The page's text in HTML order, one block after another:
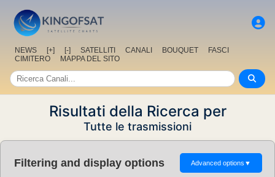
NEWS [+] [-] SATELLITI CANALI BOUQUET
FASCI
CIMITERO
MAPPA DEL SITO
Risultati della Ricerca per
Tutte le trasmissioni
Filtering and display options Advanced options ▼